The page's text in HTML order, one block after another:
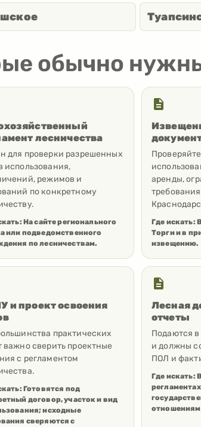
обычно
лесничества
для проверки разрешенных
использования,
режимов и
по конкретному
На сайте регионального
или подведомственного
по лесничествам.
аренды,
Где искать:
Торги и в
извещению.
и проект освоения
практических
важно сверить проектные
с регламентом
Готовятся под
договор, участок и вид
исходные
сверяются с
Лесная
отчеты
Подаются
и должны
ПОЛ и
Где искать: